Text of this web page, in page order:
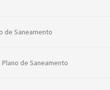
de Saneamento
de Saneamento